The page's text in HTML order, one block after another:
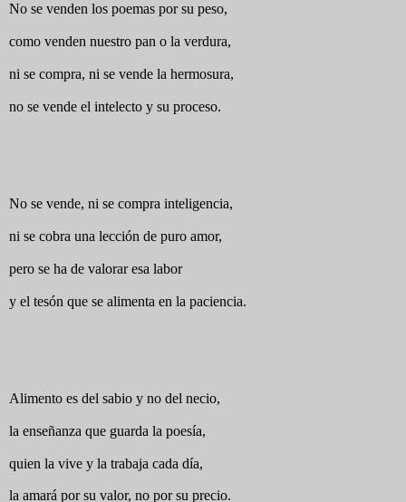
No se venden los poemas por su peso,
como venden nuestro pan o la verdura,
ni se compra, ni se vende la hermosura,
no se vende el intelecto y su proceso.
No se vende, ni se compra inteligencia,
ni se cobra una lección de puro amor,
pero se ha de valorar esa labor
y el tesón que se alimenta en la paciencia.
Alimento es del sabio y no del necio,
la enseñanza que guarda la poesía,
quien la vive y la trabaja cada día,
la amará por su valor, no por su precio.